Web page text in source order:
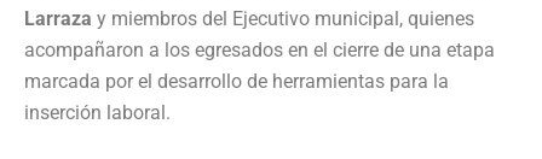
Larraza y miembros del Ejecutivo municipal, quienes
acompañaron a los egresados en el cierre de una etapa
marcada por el desarrollo de herramientas para la
inserción laboral.